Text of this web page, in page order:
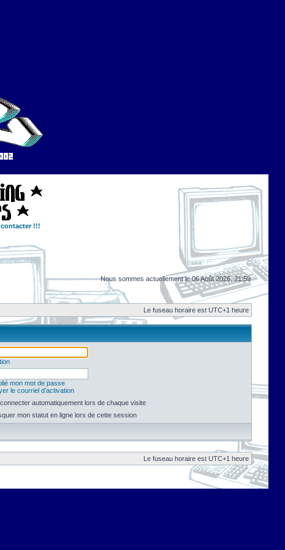
contacter !!!
Nous sommes actuellement le 06 Août 2026, 21:59
Le fuseau horaire est UTC+1 heure
mon mot de passe
le courriel d’activation
automatiquement lors de chaque visite
mon statut en ligne lors de cette session
Le fuseau horaire est UTC+1 heure